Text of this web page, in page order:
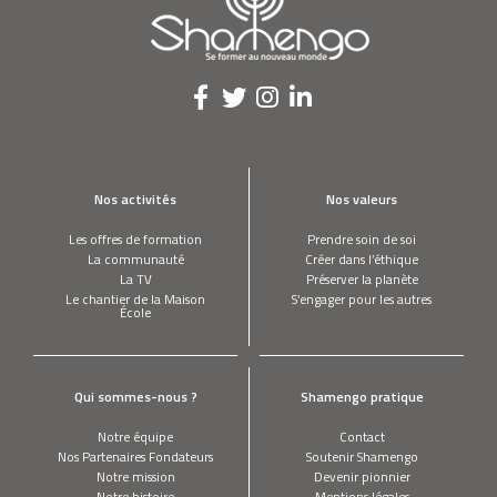
NEIL HARBISSON
Mon troisième oeil traduit les couleurs
DANIEL CHARBONNIER
Nos activités
Les offres de formation
La communauté
La TV
Le chantier de la Maison
École
Nos valeurs
Prendre soin de soi
Créer dans l’éthique
Préserver la planète
S’engager pour les autres
Qui sommes-nous ?
Notre équipe
Nos Partenaires Fondateurs
Notre mission
Shamengo pratique
Contact
Soutenir Shamengo
Devenir pionnier